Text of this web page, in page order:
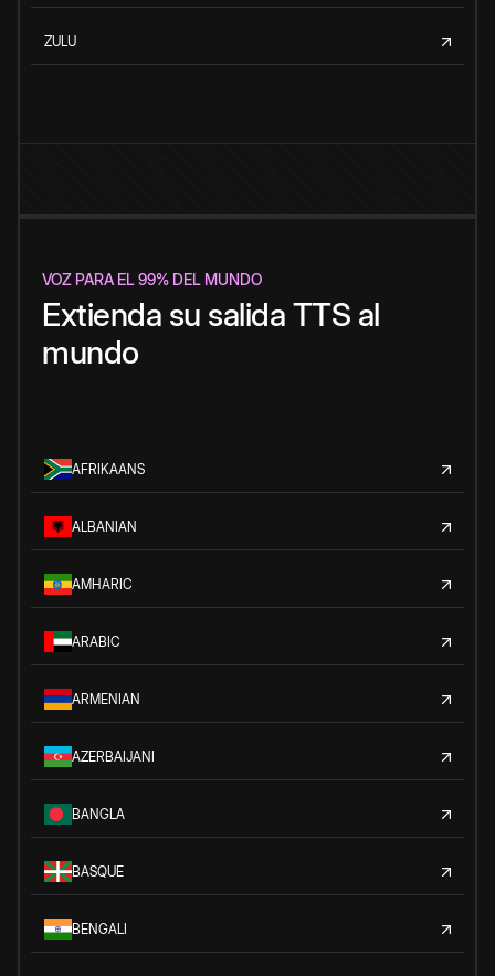
ZULU
VOZ PARA EL 99% DEL MUNDO
Extienda su salida TTS al
mundo
AFRIKAANS
ALBANIAN
AMHARIC
ARABIC
ARMENIAN
AZERBAIJANI
BANGLA
BASQUE
BENGALI